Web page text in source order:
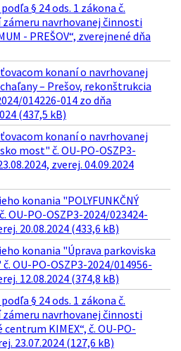
§ 24 ods. 1 zákona č.
zámeru navrhovanej činnosti
- PREŠOV“, zverejnené dňa
konaní o navrhovanej
– Prešov, rekonštrukcia
014226-014 zo dňa
(437,5 kB)
konaní o navrhovanej
most" č. OU-PO-OSZP3-
zverej. 04.09.2024
konania "POLYFUNKČNÝ
OU-PO-OSZP3-2024/023424-
20.08.2024 (433,6 kB)
konania "Úprava parkoviska
OU-PO-OSZP3-2024/014956-
12.08.2024 (374,8 kB)
§ 24 ods. 1 zákona č.
zámeru navrhovanej činnosti
KIMEX“, č. OU-PO-
23.07.2024 (127,6 kB)